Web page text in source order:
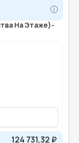
На Этаже)-
124 731,32 ₽